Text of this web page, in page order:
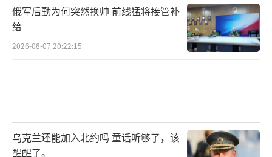
俄军后勤为何突然换帅 前线猛将接管补
给
2026-08-07 20:22:15
乌克兰还能加入北约吗 童话听够了，该
醒醒了。